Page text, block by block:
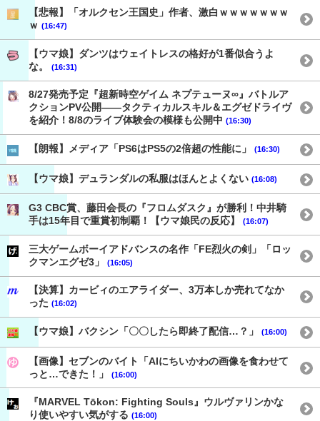
【悲報】「オルクセン王国史」作者、激白ｗｗｗｗｗｗｗ
ｗ (16:47)
【ウマ娘】ダンツはウェイトレスの格好が1番似合うよ
な。
(16:31)
8/27発売予定『超新時空ゲイム ネプテューヌ∞』バトルア
クションPV公開——タクティカルスキル＆エグゼドライヴ
を紹介！8/8のライブ体験会の模様も公開中 (16:30)
【朗報】メディア「PS6はPS5の2倍超の性能に」 (16:30)
【ウマ娘】デュランダルの私服はほんとよくない (16:08)
G3 CBC賞、藤田会長の『フロムダスク』が勝利！中井騎
手は15年目で重賞初制覇！【ウマ娘民の反応】
(16:07)
三大ゲームボーイアドバンスの名作「FE烈火の剣」「ロッ
クマンエグゼ3」
(16:05)
【決算】カービィのエアライダー、3万本しか売れてなか
った (16:02)
【ウマ娘】バクシン「〇〇したら即終了配信…？」 (16:00)
【画像】セブンのバイト「AIにちいかわの画像を食わせて
っと…できた！」
(16:00)
『MARVEL Tōkon: Fighting Souls』ウルヴァリンかな
り使いやすい気がする (16:00)